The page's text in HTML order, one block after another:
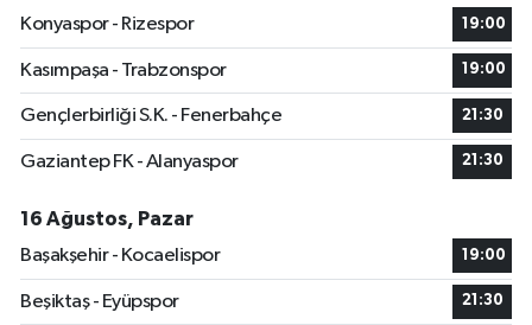
Konyaspor - Rizespor
19:00
Kasımpaşa - Trabzonspor 19:00
Gençlerbirliği S.K. - Fenerbahçe 21:30
Gaziantep FK - Alanyaspor 21:30
16 Ağustos, Pazar
Başakşehir - Kocaelispor
19:00
Beşiktaş - Eyüpspor 21:30